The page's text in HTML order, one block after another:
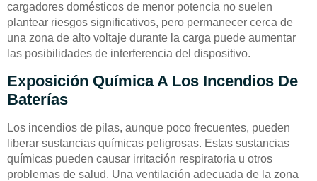
cargadores domésticos de menor potencia no suelen
plantear riesgos significativos, pero permanecer cerca de
una zona de alto voltaje durante la carga puede aumentar
las posibilidades de interferencia del dispositivo.
Exposición Química A Los Incendios De
Baterías
Los incendios de pilas, aunque poco frecuentes, pueden
liberar sustancias químicas peligrosas. Estas sustancias
químicas pueden causar irritación respiratoria u otros
problemas de salud. Una ventilación adecuada de la zona